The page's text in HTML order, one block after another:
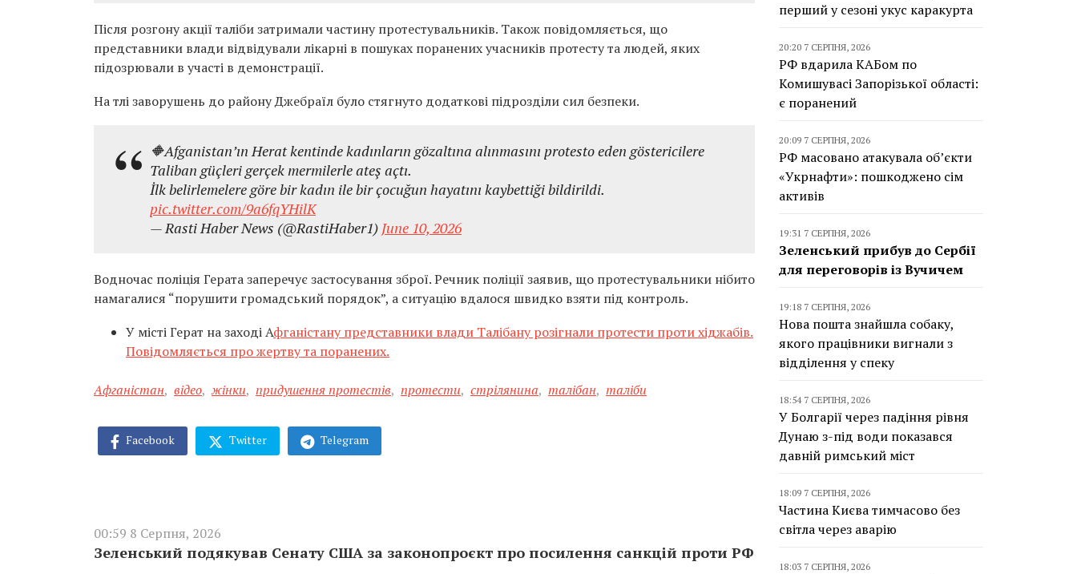
Після розгону акції таліби затримали частину протестувальників. Також повідомляється, що
представники влади відвідували лікарні в пошуках поранених учасників протесту та людей, яких
підозрювали в участі в демонстрації.
На тлі заворушень до району Джебраїл було стягнуто додаткові підрозділи сил безпеки.
🔶Afganistan’ın Herat kentinde kadınların gözaltına alınmasını protesto eden göstericilere
Taliban güçleri gerçek mermilerle ateş açtı.
İlk belirlemelere göre bir kadın ile bir çocuğun hayatını kaybettiği bildirildi.
pic.twitter.com/9a6fqYHilK
— Rasti Haber News (@RastiHaber1) June 10, 2026
Водночас поліція Герата заперечує застосування зброї. Речник поліції заявив, що протестувальники нібито
намагалися “порушити громадський порядок”, а ситуацію вдалося швидко взяти під контроль.
У місті Герат на заході Афганістану представники влади Талібану розігнали протести проти хіджабів.
Повідомляється про жертву та поранених.
Афганістан, відео, жінки, придушення протестів, протести, стрілянина, талібан, таліби
Facebook Twitter Telegram
00:59 8 Серпня, 2026
Зеленський подякував Сенату США за законопроєкт про посилення санкцій проти РФ
перший у сезоні укус каракурта
20:20 7 СЕРПНЯ, 2026
РФ вдарила КАБом по
Комишувасі Запорізької області:
є поранений
20:09 7 СЕРПНЯ, 2026
РФ масовано атакувала об’єкти
«Укрнафти»: пошкоджено сім
активів
19:31 7 СЕРПНЯ, 2026
Зеленський прибув до Сербії
для переговорів із Вучичем
19:18 7 СЕРПНЯ, 2026
Нова пошта знайшла собаку,
якого працівники вигнали з
відділення у спеку
18:54 7 СЕРПНЯ, 2026
У Болгарії через падіння рівня
Дунаю з-під води показався
давній римський міст
18:09 7 СЕРПНЯ, 2026
Частина Києва тимчасово без
світла через аварію
18:03 7 СЕРПНЯ, 2026